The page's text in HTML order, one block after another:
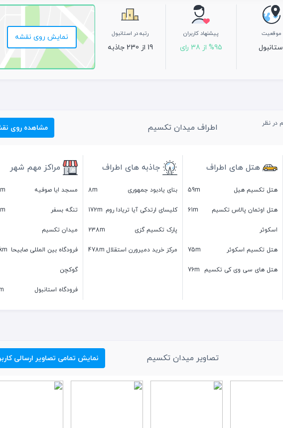
موقعیت پیشنهاد کاربران
%95 از 38 رای
رتبه در استانبول
19 از 230 جاذبه
نمایش روی نقشه
نظر
اطراف میدان تکسیم مشاهده روی
هتل های اطراف
هتل تکسیم هیل 59m
هتل اوتمان پالاس تکسیم
اسکوئر
61m
هتل تکسیم اسکوئر 75m
هتل های سی وی کی تکسیم 76m
جاذبه های اطراف
بنای یادبود جمهوری 8m
کلیسای ارتدکی آیا تریادا روم 172m
پارک تکسیم گزی 238m
مرکز خرید دمیرورن استقلال 478m
مراکز مهم شهر
مسجد ایا صوفیه
تنگه بسفر
میدان تکسیم
فرودگاه بین المللی صابیحا
گوکچن
فرودگاه استانبول
تصاویر میدان تکسیم نمایش تمامی تصاویر ارسالی